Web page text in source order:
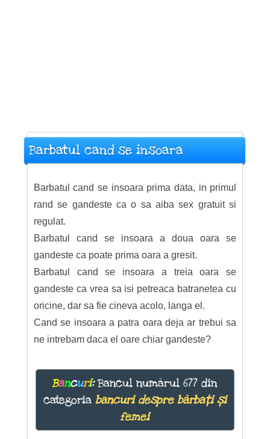
Barbatul cand se insoara
Barbatul cand se insoara prima data, in primul
rand se gandeste ca o sa aiba sex gratuit si
regulat.
Barbatul cand se insoara a doua oara se
gandeste ca poate prima oara a gresit.
Barbatul cand se insoara a treia oara se
gandeste ca vrea sa isi petreaca batranetea cu
oricine, dar sa fie cineva acolo, langa el.
Cand se insoara a patra oara deja ar trebui sa
ne intrebam daca el oare chiar gandeste?
Bancuri:Bancul numărul 677 din
categoria bancuri despre bărbați și
femei